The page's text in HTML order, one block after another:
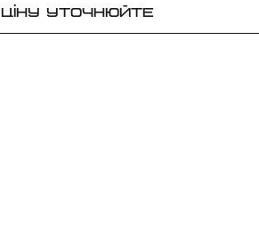
ЦІНУ УТОЧНЮЙТЕ